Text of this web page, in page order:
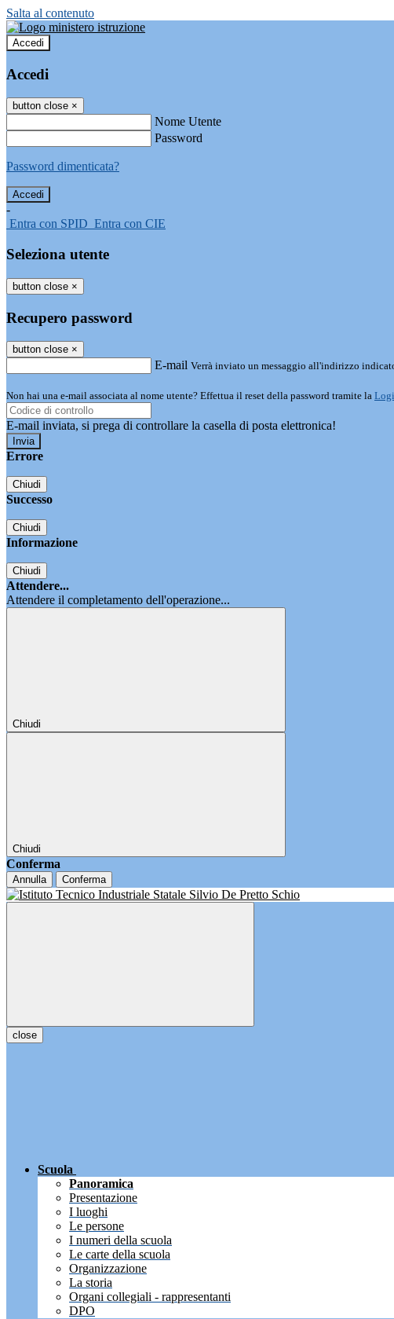
Salta al contenuto
Accedi
Accedi
button close ×
Nome Utente
Password
Password dimenticata?
-
Entra con SPID Entra con CIE
Seleziona utente
button close ×
Recupero password
button close ×
E-mail Verrà inviato un messaggio all'indirizzo
Non hai una e-mail associata al nome utente? Effettua il reset della password tramite la
E-mail inviata, si prega di controllare la casella di posta elettronica!
Errore
Chiudi
Successo
Chiudi
Informazione
Chiudi
Attendere...
Attendere il completamento dell'operazione...
Chiudi
Chiudi
Conferma
Annulla Conferma
close
Scuola
Panoramica
Presentazione
I luoghi
Le persone
I numeri della scuola
Le carte della scuola
Organizzazione
La storia
Organi collegiali - rappresentanti
DPO